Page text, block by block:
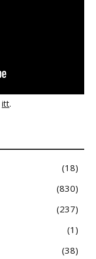
itt.
18
830
237
1
38